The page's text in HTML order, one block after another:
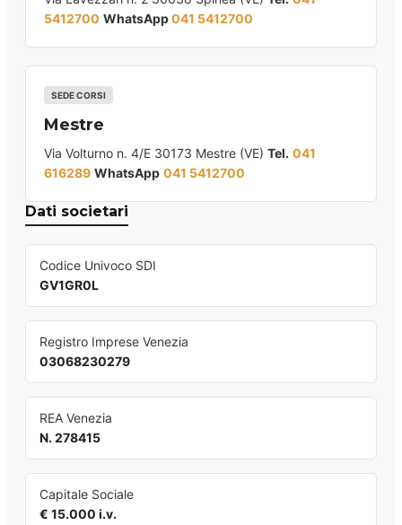
5412700 WhatsApp041 5412700
SEDE CORSI
Mestre
Via Volturno n. 4/E 30173 Mestre (VE) Tel. 041
616289 WhatsApp 041 5412700
Dati societari
Codice Univoco SDI
GV1GR0L
Registro Imprese Venezia
03068230279
REA Venezia
N. 278415
Capitale Sociale
€ 15.000 i.v.